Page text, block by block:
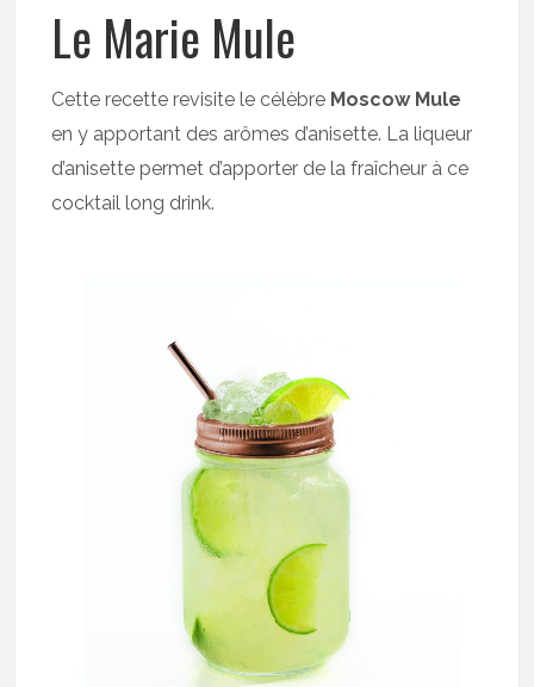
Le Marie Mule
Cette recette revisite le célèbre Moscow Mule
en y apportant des arômes d’anisette. La liqueur
d’anisette permet d’apporter de la fraîcheur à ce
cocktail long drink.